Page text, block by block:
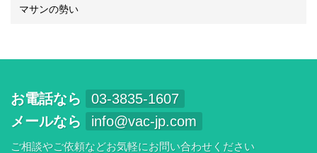
マサンの勢い
お電話なら
03-3835-1607
メールなら
info@vac-jp.com
ご相談やご依頼などお気軽にお問い合わせください